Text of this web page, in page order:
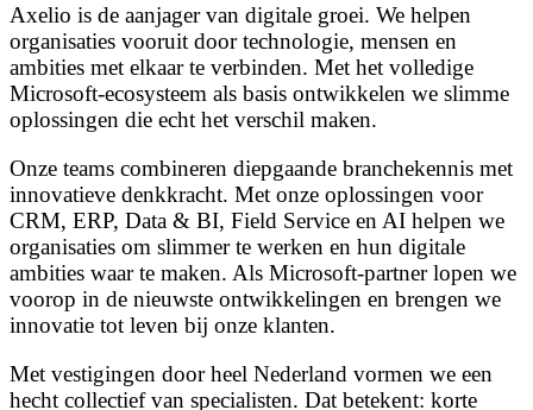
Axelio is de aanjager van digitale groei. We helpen
organisaties vooruit door technologie, mensen en
ambities met elkaar te verbinden. Met het volledige
Microsoft-ecosysteem als basis ontwikkelen we slimme
oplossingen die echt het verschil maken.
Onze teams combineren diepgaande branchekennis met
innovatieve denkkracht. Met onze oplossingen voor
CRM, ERP, Data & BI, Field Service en AI helpen we
organisaties om slimmer te werken en hun digitale
ambities waar te maken. Als Microsoft-partner lopen we
voorop in de nieuwste ontwikkelingen en brengen we
innovatie tot leven bij onze klanten.
Met vestigingen door heel Nederland vormen we een
hecht collectief van specialisten. Dat betekent: korte